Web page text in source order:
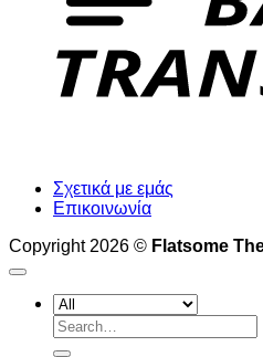
Σχετικά με εμάς
Επικοινωνία
Copyright 2026 © Flatsome
Search
for: